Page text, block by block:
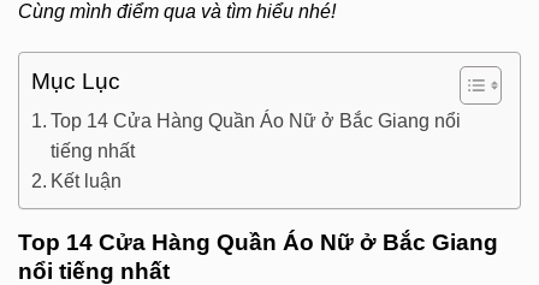
Cùng mình điểm qua và tìm hiểu nhé!
Mục Lục
Top 14 Cửa Hàng Quần Áo Nữ ở Bắc Giang nổi
tiếng nhất
Kết luận
Top 14 Cửa Hàng Quần Áo Nữ ở Bắc Giang
nổi tiếng nhất